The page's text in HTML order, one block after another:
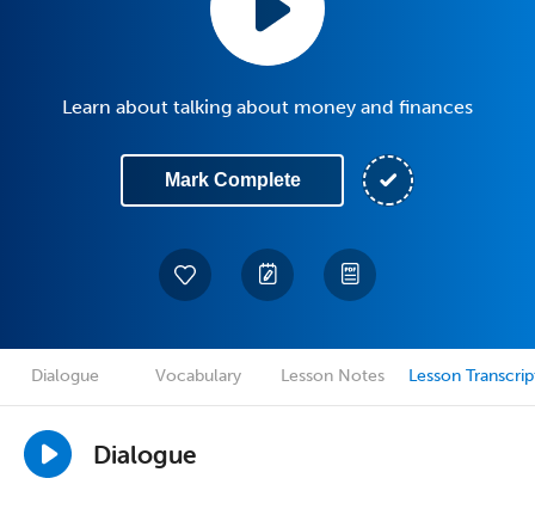
Learn about talking about money and finances
Mark Complete
Dialogue Vocabulary Lesson Notes Lesson
Dialogue